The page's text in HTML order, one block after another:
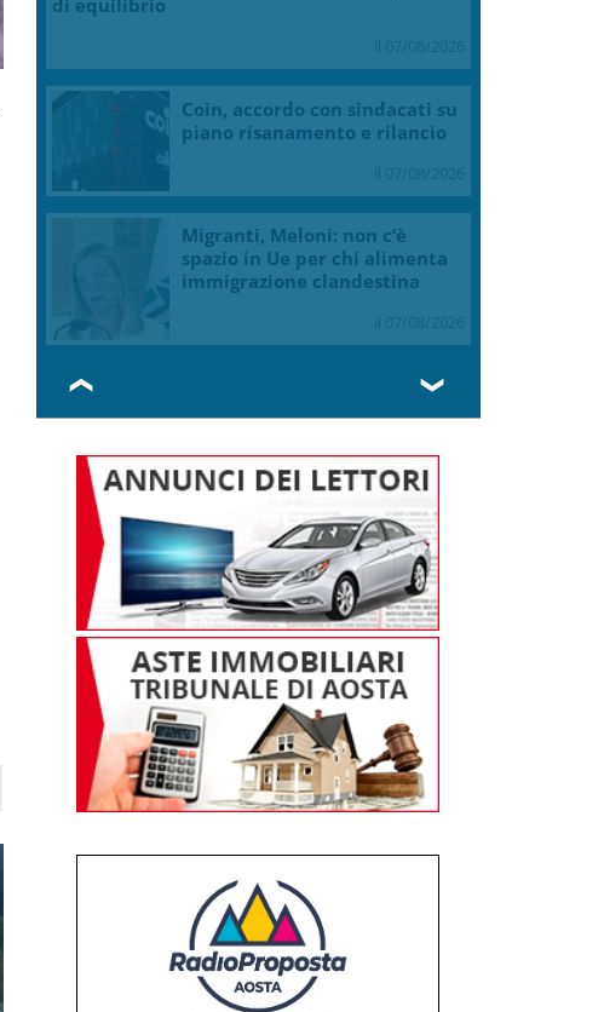
di equilibrio
Coin, accordo con sindacati su
piano risanamento e rilancio
Migranti, Meloni: non c’è
spazio in Ue per chi alimenta
immigrazione clandestina
❮ ❯